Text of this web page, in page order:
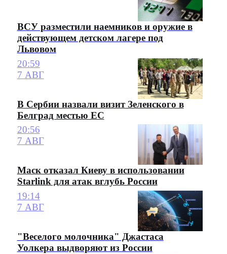
ВСУ разместили наемников и оружие в
действующем детском лагере под
Львовом
20:59
7 АВГ
В Сербии назвали визит Зеленского в
Белград местью ЕС
20:56
7 АВГ
Маск отказал Киеву в использовании
Starlink для атак вглубь России
19:14
7 АВГ
"Веселого молочника" Джастаса
Уолкера выдворяют из России